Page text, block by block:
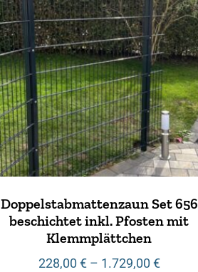
Doppelstabmattenzaun Set 656
beschichtet inkl. Pfosten mit
Klemmplättchen
228,00 €– 1.729,00 €